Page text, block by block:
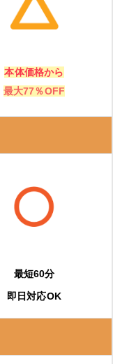
本体価格から
最大77％OFF
最短60分
即日対応OK